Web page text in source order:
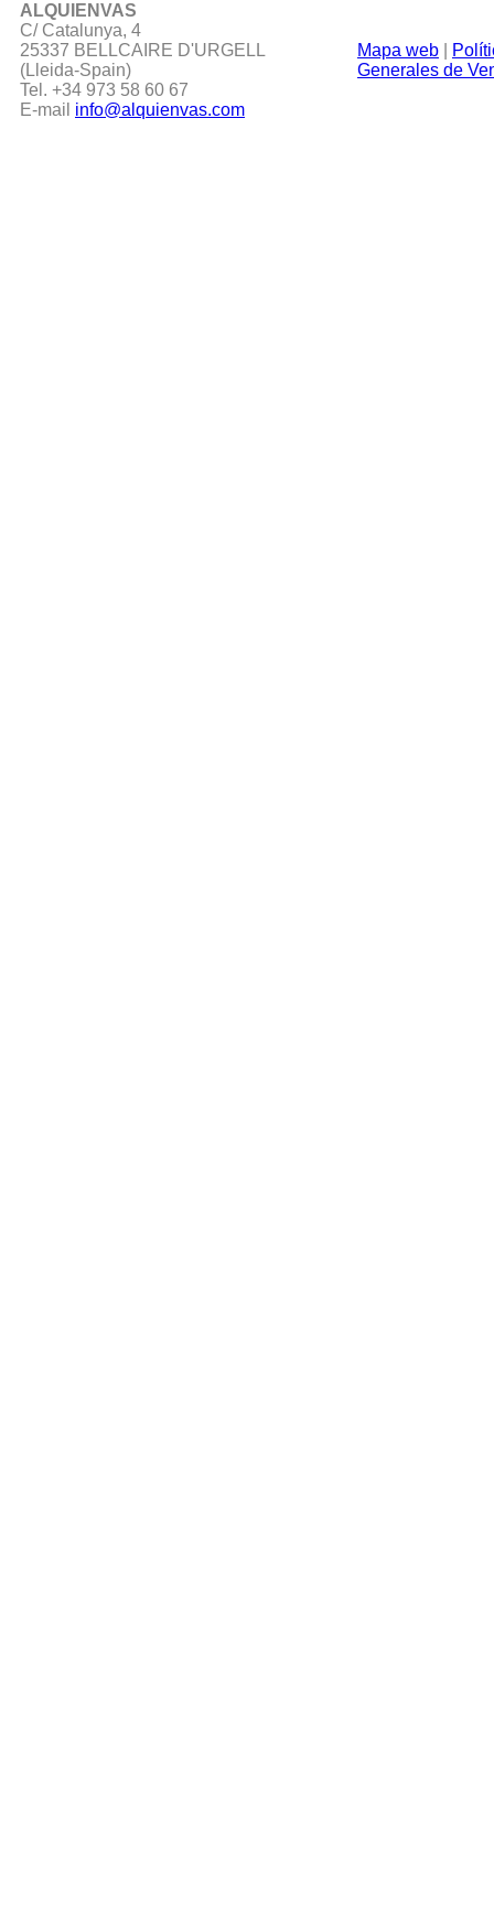
ALQUIENVAS
C/ Catalunya, 4
25337 BELLCAIRE D'URGELL
(Lleida-Spain)
Tel. +34 973 58 60 67
E-mail info@alquienvas.com
Mapa web
Generales de